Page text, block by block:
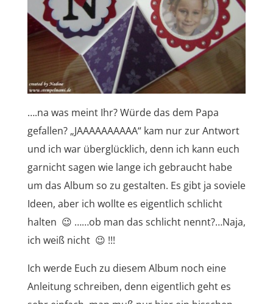
….na was meint Ihr? Würde das dem Papa
gefallen? „JAAAAAAAAAA“ kam nur zur Antwort
und ich war überglücklich, denn ich kann euch
garnicht sagen wie lange ich gebraucht habe
um das Album so zu gestalten. Es gibt ja soviele
Ideen, aber ich wollte es eigentlich schlicht
halten 😉 ……ob man das schlicht nennt?…Naja,
ich weiß nicht 😉 !!!
Ich werde Euch zu diesem Album noch eine
Anleitung schreiben, denn eigentlich geht es